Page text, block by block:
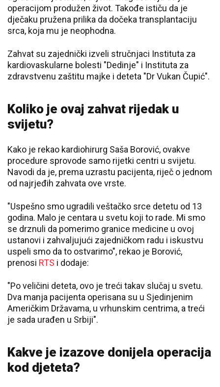
operacijom produžen život. Takođe ističu da je
dječaku pružena prilika da dočeka transplantaciju
srca, koja mu je neophodna.
Zahvat su zajednički izveli stručnjaci Instituta za
kardiovaskularne bolesti "Dedinje" i Instituta za
zdravstvenu zaštitu majke i deteta "Dr Vukan Čupić".
Koliko je ovaj zahvat rijedak u
svijetu?
Kako je rekao kardiohirurg Saša Borović, ovakve
procedure sprovode samo rijetki centri u svijetu.
Navodi da je, prema uzrastu pacijenta, riječ o jednom
od najrjeđih zahvata ove vrste.
"Uspešno smo ugradili veštačko srce detetu od 13
godina. Malo je centara u svetu koji to rade. Mi smo
se drznuli da pomerimo granice medicine u ovoj
ustanovi i zahvaljujući zajedničkom radu i iskustvu
uspeli smo da to ostvarimo", rekao je Borović,
prenosi RTS i dodaje:
"Po veličini deteta, ovo je treći takav slučaj u svetu.
Dva manja pacijenta operisana su u Sjedinjenim
Američkim Državama, u vrhunskim centrima, a treći
je sada urađen u Srbiji".
Kakve je izazove donijela operacija
kod djeteta?